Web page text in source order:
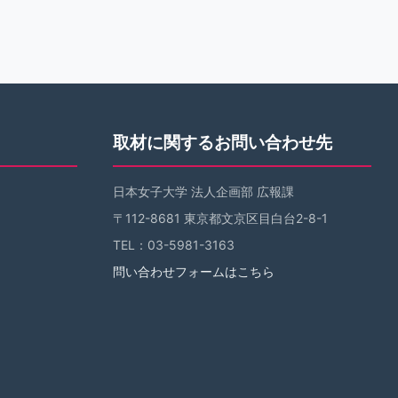
取材に関するお問い合わせ先
日本女子大学 法人企画部 広報課
〒112-8681 東京都文京区目白台2-8-1
TEL：03-5981-3163
問い合わせフォームはこちら